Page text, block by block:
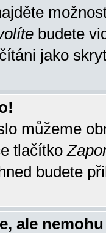
budete
jako
můžeme
tlačítko
budete
ale